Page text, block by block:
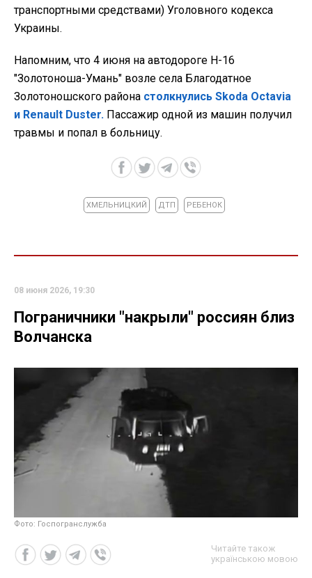
транспортными средствами) Уголовного кодекса
Украины.
Напомним, что 4 июня на автодороге Н-16
"Золотоноша-Умань" возле села Благодатное
Золотоношского района столкнулись Skoda Octavia
и Renault Duster. Пассажир одной из машин получил
травмы и попал в больницу.
ХМЕЛЬНИЦКИЙ ДТП РЕБЕНОК
08 июня 2026, 19:30
Пограничники "накрыли" россиян близ
Волчанска
Фото: Госпогранслужба
Читайте також
українською мовою